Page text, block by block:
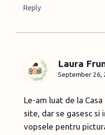
Reply
Laura
September 26,
Le-am luat de la
site, dar se gasesc si
vopsele pentru